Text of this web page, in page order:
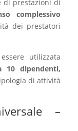
prestazioni di
complessivo
dei prestatori
utilizzata
10 dipendenti,
di attività
–